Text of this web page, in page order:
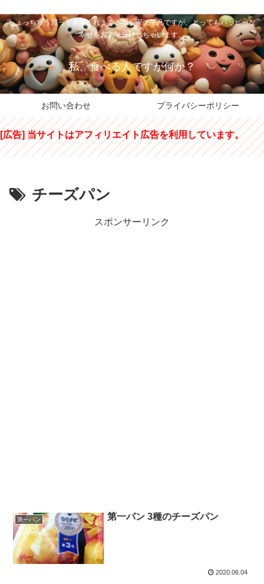
しょっちゅう買ってきてくれます。我が家の平凡ですが、とってもハッピーな
幸せをおすそ分けしちゃいます。
私、食べる人ですが何か？
お問い合わせ プライバシーポリシー
[広告] 当サイトはアフィリエイト広告を利用しています。
チーズパン
スポンサーリンク
第一パン 第一パン 3種のチーズパン
2020.06.04